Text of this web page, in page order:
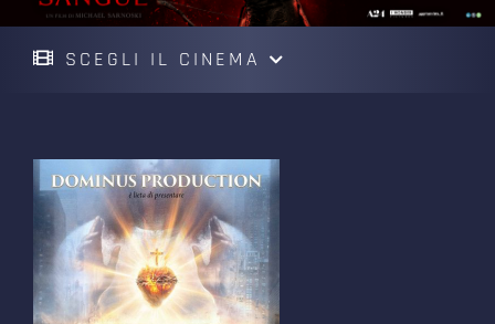
SCEGLI IL CINEMA